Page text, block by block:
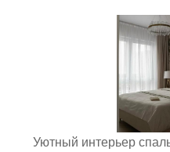
Уютный интерьер